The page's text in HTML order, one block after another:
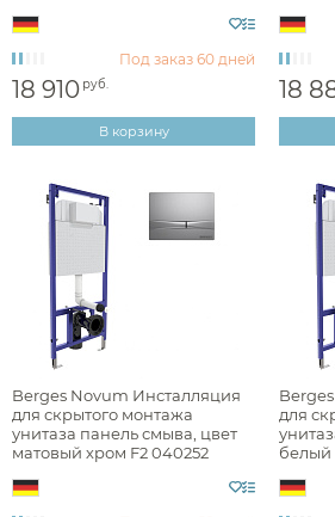
хром
белый
Фактура
матовая
Стилистика дизайна
Под заказ 60 дней
18 910 руб.
В корзину
18
Berges Novum Инсталляция
для скрытого монтажа
унитаза панель смыва, цвет
матовый хром F2 040252
для
белый